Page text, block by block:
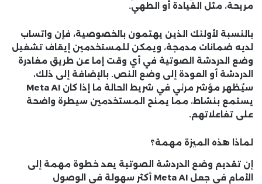
مريحة، مثل القيادة أو الطهي.
بالنسبة لأولئك الذين يهتمون بالخصوصية، فإن واتساب
لديه ضمانات مدمجة، ويمكن للمستخدمين إيقاف تشغيل
وضع الدردشة الصوتية في أي وقت إما عن طريق مغادرة
الدردشة أو العودة إلى وضع النص. بالإضافة إلى ذلك،
سيُظهر مؤشر مرئي في شريط الحالة ما إذا كان Meta AI
يستمع بنشاط، مما يمنح المستخدمين سيطرة واضحة
على تفاعلاتهم.
لماذا هذه الميزة مهمة؟
إن تقديم وضع الدردشة الصوتية يعد خطوة مهمة إلى
الأمام في جعل Meta AI أكثر سهولة في الوصول